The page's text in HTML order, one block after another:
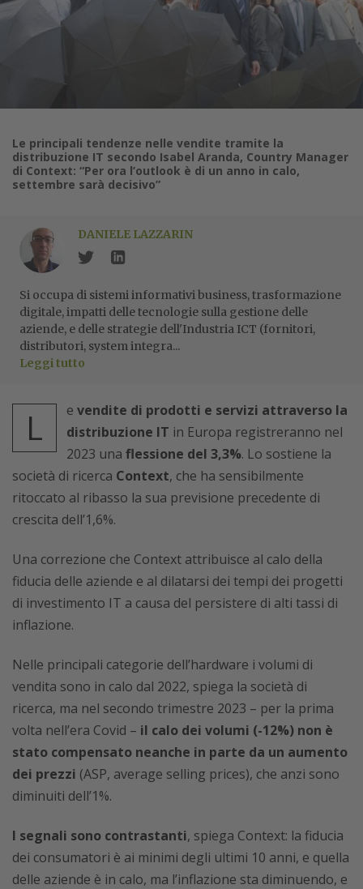
Le principali tendenze nelle vendite tramite la
distribuzione IT secondo Isabel Aranda, Country Manager
di Context: “Per ora l’outlook è di un anno in calo,
settembre sarà decisivo”
DANIELE LAZZARIN
Si occupa di sistemi informativi business, trasformazione
digitale, impatti delle tecnologie sulla gestione delle
aziende, e delle strategie dell'Industria ICT (fornitori,
distributori, system integra...
Leggi tutto
L e vendite di prodotti e servizi attraverso la
distribuzione IT in Europa registreranno nel
2023 una flessione del 3,3%. Lo sostiene la
società di ricerca Context, che ha sensibilmente
ritoccato al ribasso la sua previsione precedente di
crescita dell’1,6%.
Una correzione che Context attribuisce al calo della
fiducia delle aziende e al dilatarsi dei tempi dei progetti
di investimento IT a causa del persistere di alti tassi di
inflazione.
Nelle principali categorie dell’hardware i volumi di
vendita sono in calo dal 2022, spiega la società di
ricerca, ma nel secondo trimestre 2023 – per la prima
volta nell’era Covid – il calo dei volumi (-12%) non è
stato compensato neanche in parte da un aumento
dei prezzi (ASP, average selling prices), che anzi sono
diminuiti dell’1%.
I segnali sono contrastanti, spiega Context: la fiducia
dei consumatori è ai minimi degli ultimi 10 anni, e quella
delle aziende è in calo, ma l’inflazione sta diminuendo, e